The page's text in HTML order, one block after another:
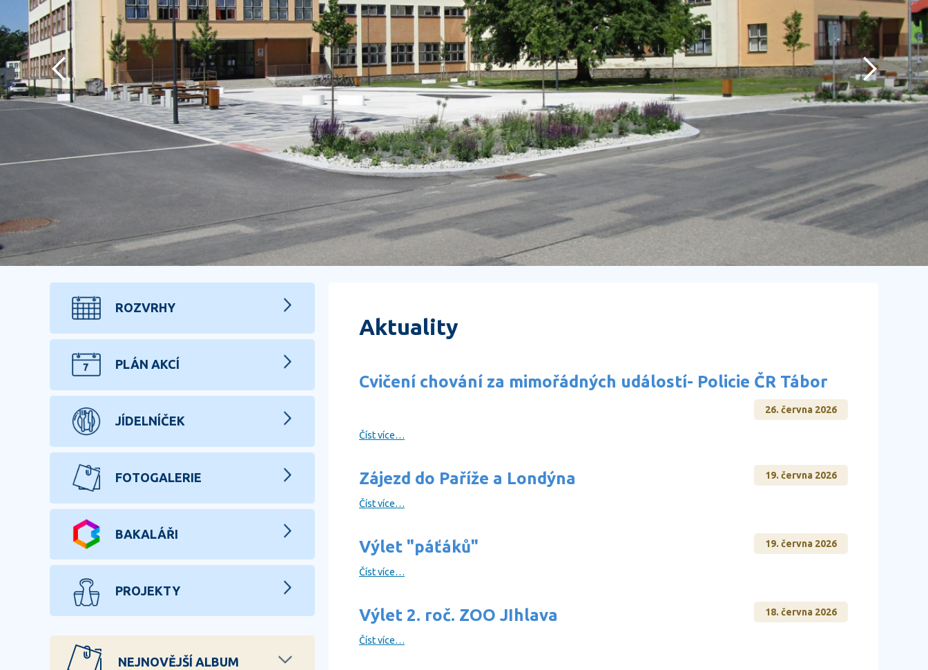
předchozí další
Aktuality
Cvičení chování za mimořádných událostí- Policie ČR Tábor
26. června 2026
Číst více…
Zájezd do Paříže a Londýna 19. června 2026
Číst více…
Výlet "páťáků" 19. června 2026
Číst více…
Výlet 2. roč. ZOO JIhlava 18. června 2026
Číst více…
ROZVRHY
PLÁN AKCÍ
JÍDELNÍČEK
FOTOGALERIE
BAKALÁŘI
PROJEKTY
NEJNOVĚJŠÍ ALBUM